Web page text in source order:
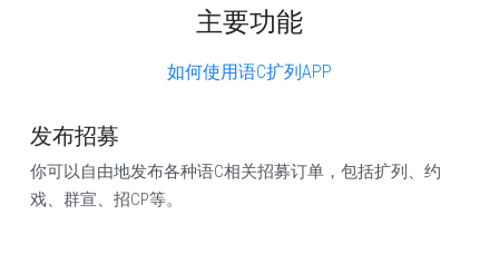
主要功能
如何使用语C扩列APP
发布招募
你可以自由地发布各种语C相关招募订单，包括扩列、约
戏、群宣、招CP等。